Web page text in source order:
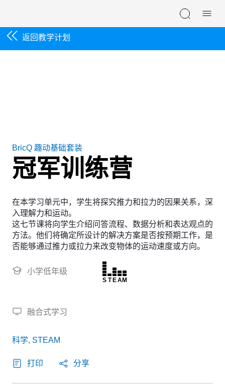
返回教学计划
BricQ 趣动基础套装
冠军训练营
在本学习单元中，学生将探究推力和拉力的因果关系，深
入理解力和运动。
这七节课将向学生介绍问答流程、数据分析和表达观点的
方法。他们将确定所设计的解决方案是否按预期工作，是
否能够通过推力或拉力来改变物体的运动速度或方向。
小学低年级
S TEAM
融合式学习
科学, STEAM
打印 分享